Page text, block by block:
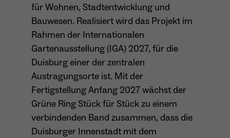
für Wohnen, Stadtentwicklung und
Bauwesen. Realisiert wird das Projekt im
Rahmen der Internationalen
Gartenausstellung (IGA) 2027, für die
Duisburg einer der zentralen
Austragungsorte ist. Mit der
Fertigstellung Anfang 2027 wächst der
Grüne Ring Stück für Stück zu einem
verbindenden Band zusammen, dass die
Duisburger Innenstadt mit dem